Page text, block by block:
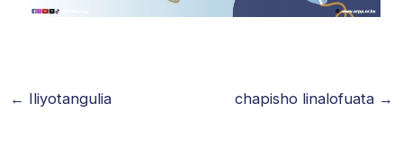
← Iliyotangulia chapisho linalofuata →